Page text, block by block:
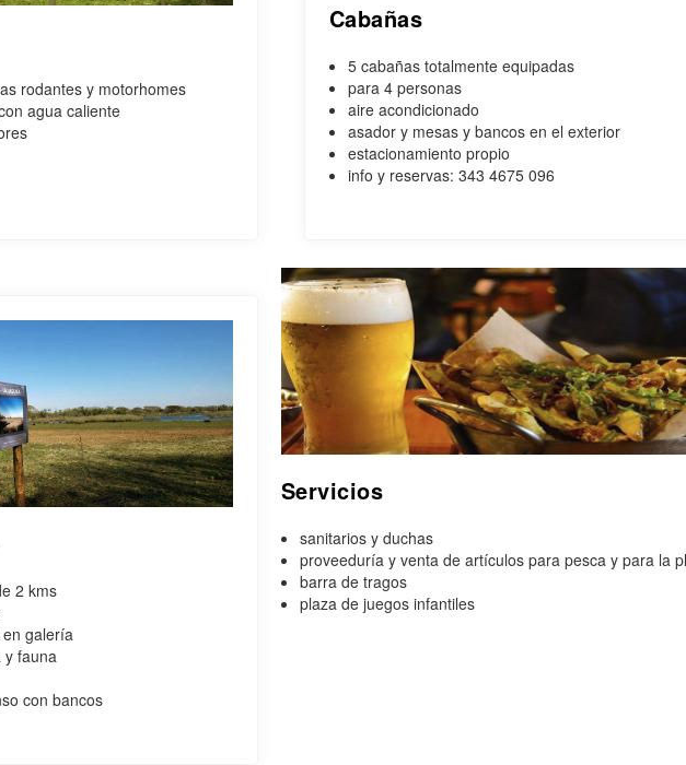
rodantes y motorhomes
agua caliente
Cabañas
5 cabañas totalmente equipadas
para 4 personas
aire acondicionado
asador y mesas y bancos en el exterior
estacionamiento propio
info y reservas: 343 4675 096
2 kms
galería
y fauna
con bancos
Servicios
sanitarios y duchas
proveeduría y venta de artículos para pesca y para la
barra de tragos
plaza de juegos infantiles